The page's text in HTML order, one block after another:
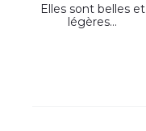
Elles sont belles et
légères…